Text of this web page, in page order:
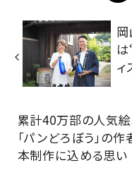
ィ
累計40万部の人気
「パンどろぼう」の作
本制作に込める思い